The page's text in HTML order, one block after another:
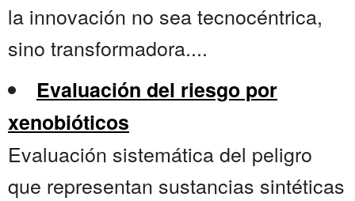
la innovación no sea tecnocéntrica,
sino transformadora....
Evaluación del riesgo por
xenobióticos
Evaluación sistemática del peligro
que representan sustancias sintéticas